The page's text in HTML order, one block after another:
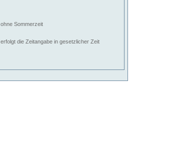
Sommerzeit
die Zeitangabe in gesetzlicher Zeit